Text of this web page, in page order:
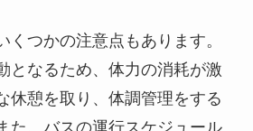
くつかの注意点もあります。
となるため、体力の消耗が激
休憩を取り、体調管理をする
た、バスの運行スケジュール